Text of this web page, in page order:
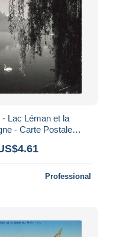
Lac Léman et la
- Carte Postale
Professional